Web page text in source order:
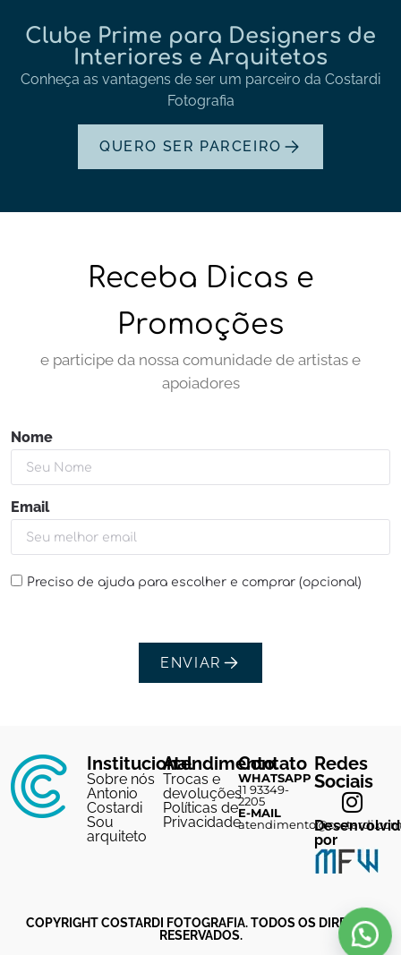
Clube Prime para Designers de
Interiores e Arquitetos
Conheça as vantagens de ser um parceiro da Costardi
Fotografia
QUERO SER PARCEIRO
Receba Dicas e
Promoções
e participe da nossa comunidade de artistas e
apoiadores
Nome
Email
Preciso de ajuda para escolher e comprar (opcional)
ENVIAR
Institucional
Sobre nós
Antonio
Costardi
Sou
arquiteto
Atendimento
Trocas e
devoluções
Políticas de
Privacidade
Contato
WHATSAPP
11 93349-
2205
E-MAIL
Redes
Sociais
por
COPYRIGHT COSTARDI FOTOGRAFIA. TODOS OS DIREITOS
RESERVADOS.